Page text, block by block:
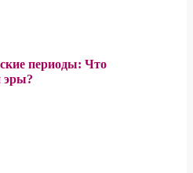
периоды: Что
эры?